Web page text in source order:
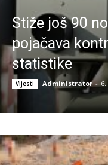
Stiže još 90
pojačava
statistike
Vijesti Administrator -